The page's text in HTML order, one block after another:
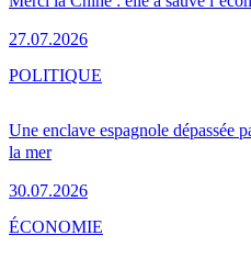
27.07.2026
Une enclave espagnole dépassée
la mer
30.07.2026
POLITIQUE
ÉCONOMIE